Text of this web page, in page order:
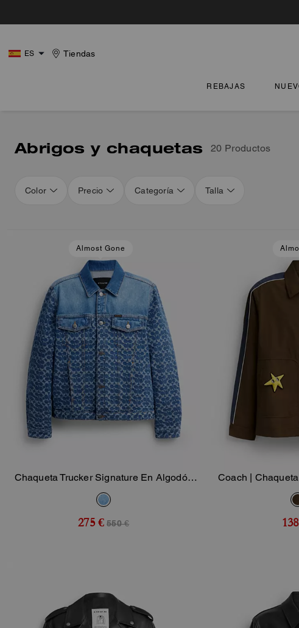
ES Tiendas
REBAJAS
Abrigos y chaquetas 20 Productos
Color Precio Categoría Talla
Almost Gone
Añadir A La Cesta
Chaqueta Trucker Signature En Algodón
Orgánico
275 € 550 €
Coach |
Dead en